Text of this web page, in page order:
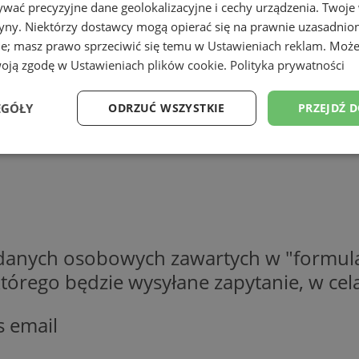
osobowych zawartych w
będzie wysyłane zapytanie, w
email
precyzyjne dane geolokalizacyjne i cechy urządzenia.
Niektórzy dostawcy mogą opierać się na prawnie
masz prawo sprzeciwić się temu w Ustawieniach reklam.
zgodę w Ustawieniach plików cookie. Polityka prywatności
PRZEJDŹ
ODRZUĆ WSZYSTKIE
Wydajność Targetowanie Funkcjonalność
Targetowanie Funkcjonalność